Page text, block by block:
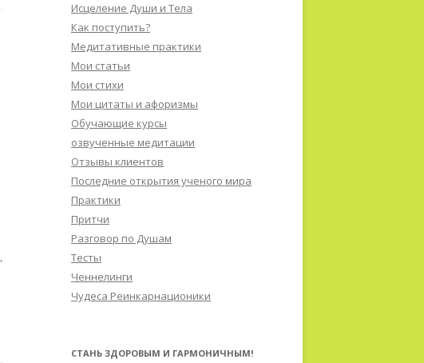
,
Исцеление Души и Тела
Как поступить?
Медитативные практики
Мои статьи
Мои стихи
Мои цитаты и афоризмы
Обучающие курсы
озвученные медитации
Отзывы клиентов
Последние открытия ученого мира
Практики
Притчи
Разговор по Душам
Тесты
Ченнелинги
Чудеса Реинкарнационики
СТАНЬ ЗДОРОВЫМ И ГАРМОНИЧНЫМ!